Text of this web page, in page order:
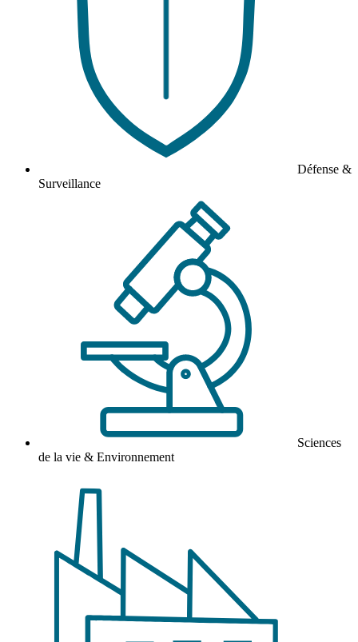
Défense &
Surveillance
Sciences
de la vie & Environnement